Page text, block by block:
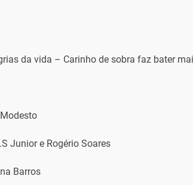
da vida – Carinho de sobra faz bater
Junior e Rogério Soares
Barros